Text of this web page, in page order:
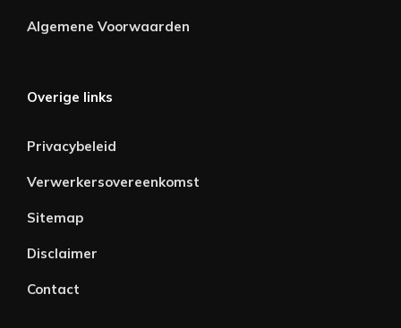
Algemene Voorwaarden
Overige links
Privacybeleid
Verwerkersovereenkomst
Sitemap
Disclaimer
Contact